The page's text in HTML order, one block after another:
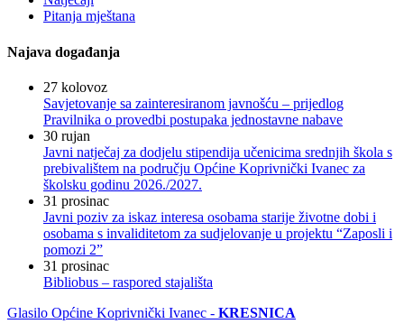
Pitanja mještana
Najava događanja
27 kolovoz
Savjetovanje sa zainteresiranom javnošću – prijedlog
Pravilnika o provedbi postupaka jednostavne nabave
30 rujan
Javni natječaj za dodjelu stipendija učenicima srednjih škola s
prebivalištem na području Općine Koprivnički Ivanec za
školsku godinu 2026./2027.
31 prosinac
Javni poziv za iskaz interesa osobama starije životne dobi i
osobama s invaliditetom za sudjelovanje u projektu “Zaposli i
pomozi 2”
31 prosinac
Bibliobus – raspored stajališta
Glasilo Općine Koprivnički Ivanec - KRESNICA